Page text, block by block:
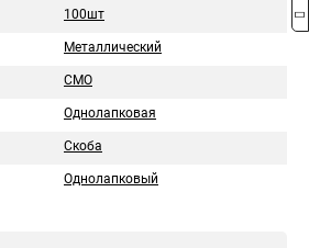
100шт
Металлический
СМО
Однолапковая
Скоба
Однолапковый